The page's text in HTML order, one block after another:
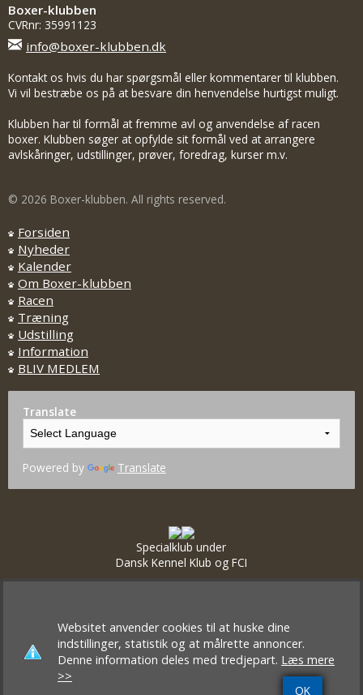
Boxer-klubben
CVRnr: 35991123
info@boxer-klubben.dk
Kontakt os hvis du har spørgsmål eller kommentarer til klubben.
Vi vil bestræbe os på at besvare din henvendelse hurtigst muligt.
Klubben har til formål at fremme avl og anvendelse af racen
boxer. Klubben søger at opfylde sit formål ved at arrangere
avlskåringer, udstillinger, prøver, foredrag, kurser m.v.
© 2026 Boxer-klubben. All rights reserved.
Forsiden
Nyheder
Kalender
Om Boxer-klubben
Racen
Træning
Udstilling
Information
BLIV MEDLEM
Translate
Powered by Translate
Specialklub under
Dansk Kennel Klub og FCI
OK
Websitet anvender cookies til at huske dine
indstillinger, statistik og at målrette annoncer.
Denne information deles med tredjepart. Læs mere
>>